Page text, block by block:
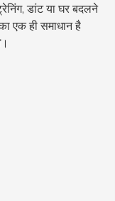
डांट या घर बदलने
एक ही समाधान है
।